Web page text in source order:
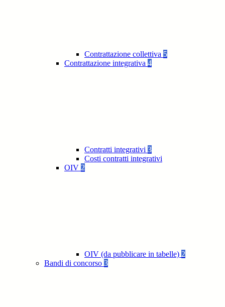
Contrattazione collettiva 5
Contrattazione integrativa 4
Contratti integrativi 3
Costi contratti integrativi
OIV 2
OIV (da pubblicare in tabelle) 2
Bandi di concorso 3